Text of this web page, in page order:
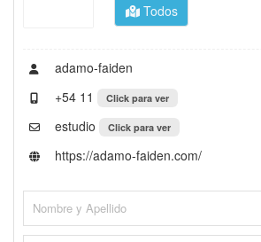
Todos
adamo-faiden
+54 11
Click para ver
estudio Click para ver
https://adamo-faiden.com/